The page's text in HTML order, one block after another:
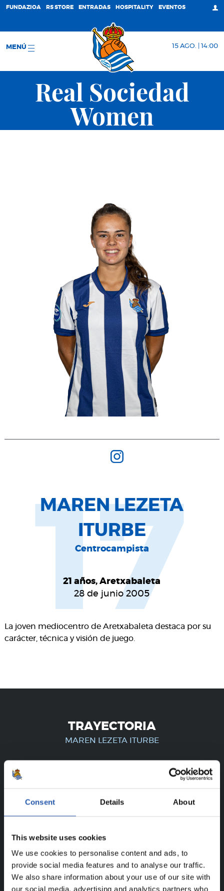
Consent Details About
This website uses cookies
We use cookies to personalise content and ads, to
provide social media features and to analyse our traffic.
We also share information about your use of our site with
our social media, advertising and analytics partners who
FUNDAZIOA RS STORE ENTRADAS HOSPITALITY EVENTOS
MENÚ 15 AGO. | 14:00
Real Sociedad
Women
MAREN LEZETA
ITURBE
Centrocampista
21 años, Aretxabaleta
28 de junio 2005
La joven mediocentro de Aretxabaleta destaca por su
carácter, técnica y visión de juego.
17
TRAYECTORIA
MAREN LEZETA ITURBE
REGISTRADOS!
nuestra web.
Regístrate haciendo clic en el Login
y disfruta de
contenido exclusivo para ti.